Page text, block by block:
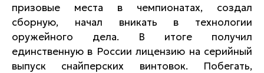
призовые места в чемпионатах, создал
сборную, начал вникать в технологии
оружейного дела. В итоге получил
единственную в России лицензию на серийный
выпуск снайперских винтовок. Побегать,